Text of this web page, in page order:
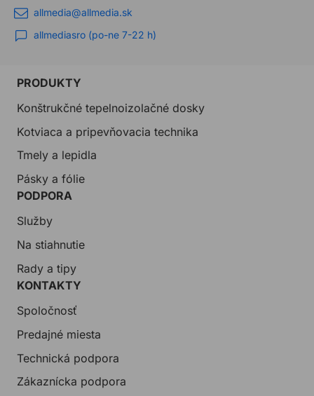
allmedia@allmedia.sk
allmediasro (po-ne 7-22 h)
PRODUKTY
Konštrukčné tepelnoizolačné dosky
Kotviaca a pripevňovacia technika
Tmely a lepidla
Pásky a fólie
PODPORA
Služby
Na stiahnutie
Rady a tipy
KONTAKTY
Spoločnosť
Predajné miesta
Technická podpora
Zákaznícka podpora